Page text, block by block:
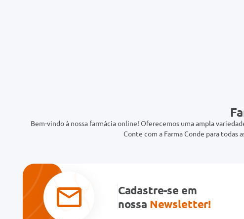
Bem-vindo à nossa farmácia online! Oferecemos uma ampla
Conte com a Farma Conde para todas
Cadastre-se em
nossa Newsletter!